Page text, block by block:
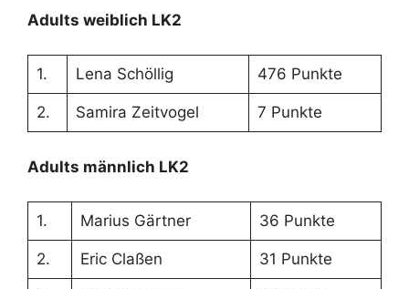
Adults weiblich LK2
1. Lena Schöllig 476 Punkte
2. Samira Zeitvogel 7 Punkte
Adults männlich LK2
1. Marius Gärtner 36 Punkte
2. Eric Claßen 31 Punkte